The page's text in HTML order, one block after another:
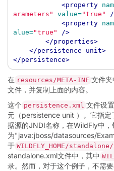
<property
arameters"
value="true"
<property
alue="true"
/>
</properties>
</persistence-unit>
</persistence>
在 resources/META-INF 文件
文件，并复制上面的内容。
这个 persistence.xml 文件设
元（persistence unit ）。它指定
据源的JNDI名称，在WildFly中
为"java:jboss/datasources/
于 WILDFLY_HOME/
standalone.xml文件中，其中
录。然而，对于这个例子，不需